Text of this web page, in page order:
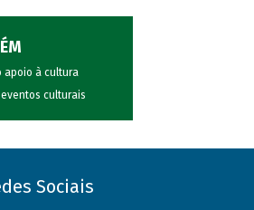
apoio à cultura
culturais
Sociais